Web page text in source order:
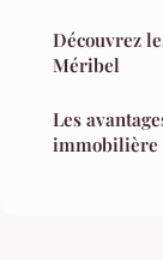
Découvrez
Méribel
Les
immobilière